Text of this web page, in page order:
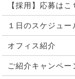
【採用】応募はこ
１日のスケジュー
オフィス紹介
ご紹介キャンペー